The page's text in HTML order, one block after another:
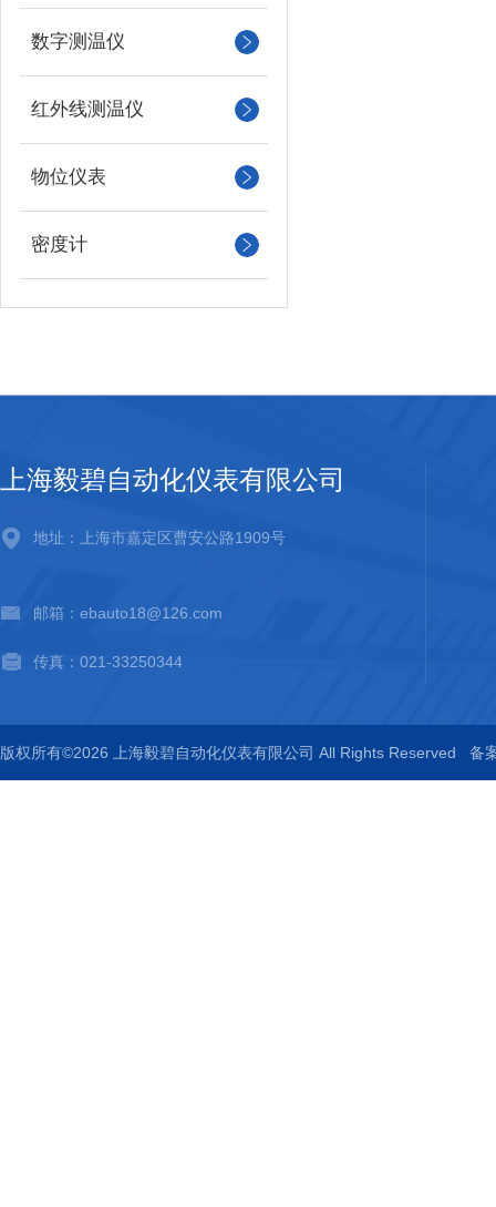
数字测温仪
红外线测温仪
物位仪表
密度计
上海毅碧自动化仪表有限公司
地址：上海市嘉定区曹安公路1909号
邮箱：ebauto18@126.com
传真：021-33250344
版权所有©2026 上海毅碧自动化仪表有限公司 All Rights Reserved 备